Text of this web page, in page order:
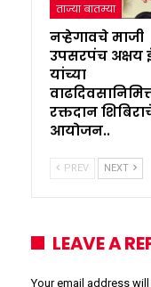
ताज्या बातम्या
नऱ्हेगावचे माजी
उपसरपंच अक्षय
यांच्या
रक्तदान
आयोजन..
PREV NEXT
LEAVE A
Your email address